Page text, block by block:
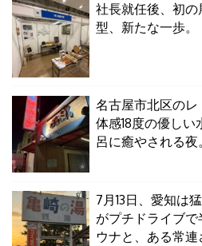
社長就任後、初
型、新たな一歩。
名古屋市北区のレ
体感18度の優し
呂に癒やされる夜。
7月13日、愛知は
がプチドライブ
ウナと、ある常